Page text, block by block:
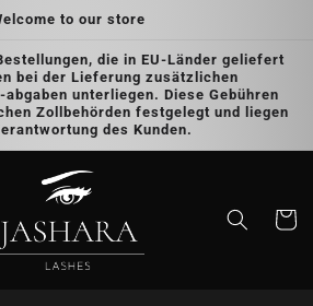
to our store
die in EU-Länder geliefert
bei der Lieferung zusätzlichen
unterliegen. Diese Gebühren
Zollbehörden festgelegt und liegen
des Kunden.
Cart